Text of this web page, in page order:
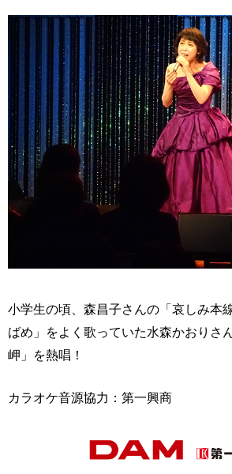
小学生の頃、森昌子さんの「哀しみ本
ばめ」をよく歌っていた水森かおりさ
岬」を熱唱！
カラオケ音源協力：第一興商